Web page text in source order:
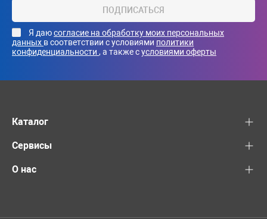
ПОДПИСАТЬСЯ
Я даюсогласие на обработку моих персональных
данных в соответствии с условиями политики
конфиденциальности , а также сусловиями оферты
Каталог
Сервисы
О нас